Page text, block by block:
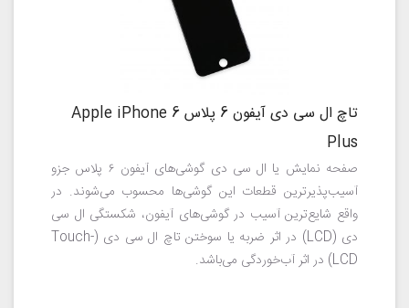
تاچ ال سی دی آیفون 6 پلاس Apple iPhone 6
Plus
صفحه نمایش یا ال سی دی گوشی‌های آیفون ۶ پلاس جزو
آسیب‌پذیرترین قطعات این گوشی‌ها محسوب می‌شوند. در
واقع شایع‌ترین آسیب در گوشی‌های آیفون، شکستگی ال سی
دی (LCD) در اثر ضربه یا سوختن تاچ ال سی دی (Touch-
LCD) در اثر آب‌خوردگی می‌باشد.